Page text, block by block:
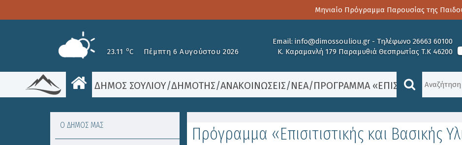
Μηνιαίο Πρόγραμμα Παρουσίας της
23.11 oC Πέμπτη 6 Αυγούστου 2026
Email: info@dimossouliou.gr - Τηλέφωνο 26663 60100
Κ. Καραμανλή 179 Παραμυθιά Θεσπρωτίας Τ.Κ 46200
ΔΗΜΟΣ ΣΟΥΛΙΟΥ/ΔΗΜΟΤΗΣ/ΑΝΑΚΟΙΝΏΣΕΙΣ/ΝΈΑ/ΠΡΌΓΡΑΜΜΑ «ΕΠΙΣΙΤΙΣΤΙΚΉΣ
Πρόγραμμα «Επισιτιστικής και Βασικής
Ο ΔΗΜΟΣ ΜΑΣ